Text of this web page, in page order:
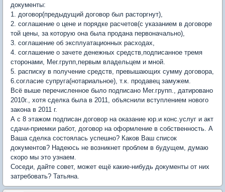
документы:
1. договор(предыдущий договор был расторгнут),
2. соглашение о цене и порядке расчетов(с указанием в договоре
той цены, за которую она была продана первоначально),
3. соглашение об эксплуатационных расходах,
4. соглашение о зачете денежных средств,подписанное тремя
сторонами, Мег.групп,первым владельцем и мной.
5. расписку в получение средств, превышающих сумму договора,
6.согласие супруга(нотариальное), т.к. продавец замужем.
Всё выше перечисленное было подписано Мег.групп., датировано
2010г., хотя сделка была в 2011, объяснили вступлением нового
закона в 2011 г.
А с 8 этажом подписан договор на оказание юр.и конс.услуг и акт
сдачи-приемки работ, договор на оформление в собственность. А
Ваша сделка состоялась успешно? Каков Ваш список
документов? Надеюсь не возникнет проблем в будущем, думаю
скоро мы это узнаем.
Соседи, дайте совет, может ещё какие-нибудь документы от них
затребовать? Татьяна.